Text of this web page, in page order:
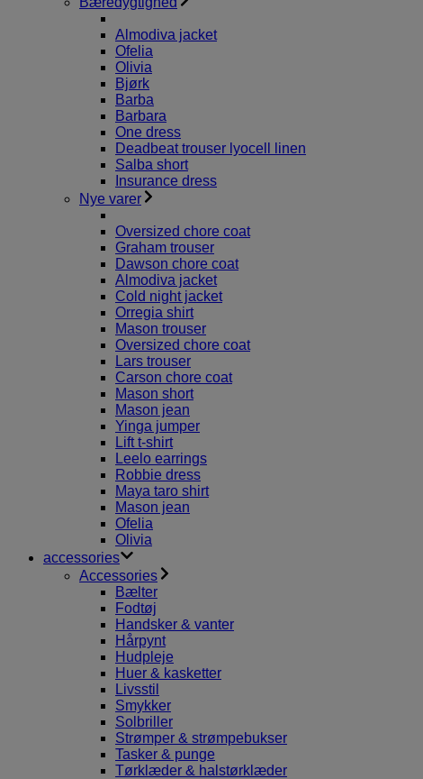
Almodiva jacket
Ofelia
Olivia
Bjørk
Barba
Barbara
One dress
Deadbeat trouser lyocell linen
Salba short
Insurance dress
Nye varer
Oversized chore coat
Graham trouser
Dawson chore coat
Almodiva jacket
Cold night jacket
Orregia shirt
Mason trouser
Oversized chore coat
Lars trouser
Carson chore coat
Mason short
Mason jean
Yinga jumper
Lift t-shirt
Leelo earrings
Robbie dress
Maya taro shirt
Mason jean
Ofelia
Olivia
accessories
Accessories
Bælter
Fodtøj
Handsker & vanter
Hårpynt
Hudpleje
Huer & kasketter
Livsstil
Smykker
Solbriller
Strømper & strømpebukser
Tasker & punge
Tørklæder & halstørklæder